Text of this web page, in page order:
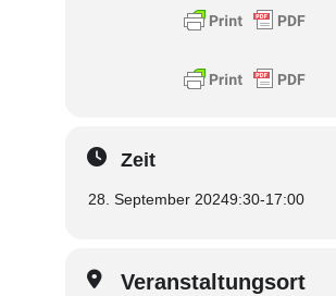
Zeit
28. September 20249:30-17:00
Veranstaltungsort